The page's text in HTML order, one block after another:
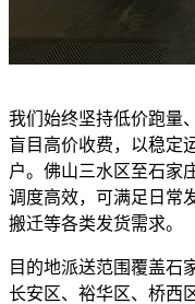
我们始终坚持低价跑量
盲目高价收费，以稳定
户。佛山三水区至石家
调度高效，可满足日常
搬迁等各类发货需求。
目的地派送范围覆盖石
长安区、裕华区、桥西